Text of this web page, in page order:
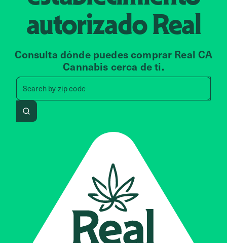
autorizadoReal
Consulta dónde puedes comprar Real CA
Cannabis cerca de ti.
Search byzip code
Search by zip code, address,
Search